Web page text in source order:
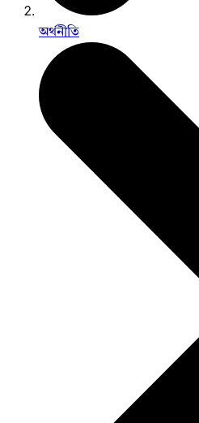
অর্থনীতি